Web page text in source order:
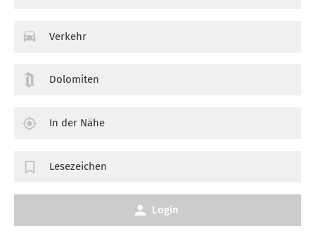
Verkehr
Dolomiten
In der Nähe
Lesezeichen
Login